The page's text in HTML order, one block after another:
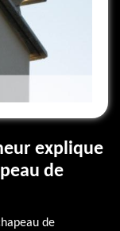
explique
de
de